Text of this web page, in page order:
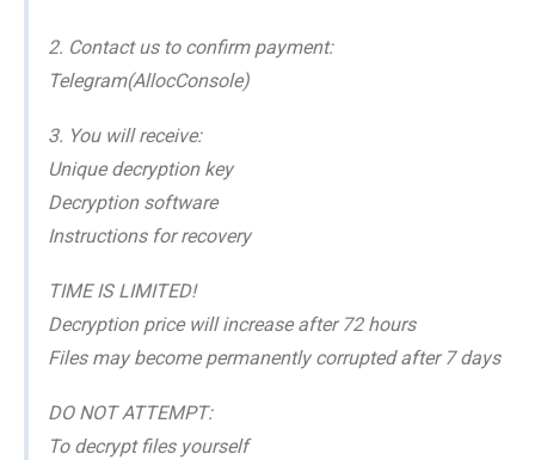
2. Contact us to confirm payment:
Telegram(AllocConsole)
3. You will receive:
Unique decryption key
Decryption software
Instructions for recovery
TIME IS LIMITED!
Decryption price will increase after 72 hours
Files may become permanently corrupted after 7 days
DO NOT ATTEMPT:
To decrypt files yourself